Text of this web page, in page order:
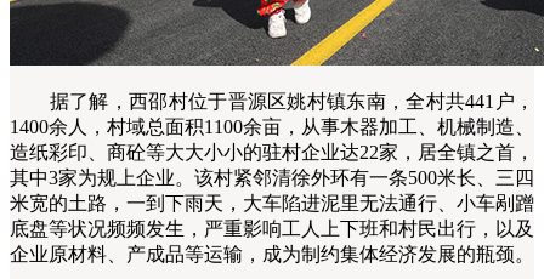
据了解，西邵村位于晋源区姚村镇东南，全村共441户，
1400余人，村域总面积1100余亩，从事木器加工、机械制造、
造纸彩印、商砼等大大小小的驻村企业达22家，居全镇之首，
其中3家为规上企业。该村紧邻清徐外环有一条500米长、三四
米宽的土路，一到下雨天，大车陷进泥里无法通行、小车剐蹭
底盘等状况频频发生，严重影响工人上下班和村民出行，以及
企业原材料、产成品等运输，成为制约集体经济发展的瓶颈。